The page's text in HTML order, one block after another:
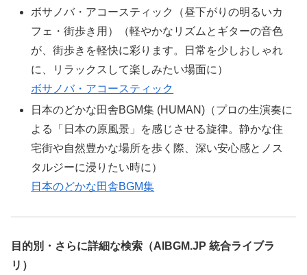
ボサノバ・アコースティック（昼下がりの明るいカ
フェ・街歩き用）（軽やかなリズムとギターの音色
が、街歩きを軽快に彩ります。日常を少しおしゃれ
に、リラックスして楽しみたい場面に）
ボサノバ・アコースティック
日本のどかな田舎BGM集 (HUMAN)（プロの生演奏に
よる「日本の原風景」を感じさせる旋律。静かな住
宅街や自然豊かな場所を歩く際、深い安心感とノス
タルジーに浸りたい時に）
日本のどかな田舎BGM集
目的別・さらに詳細な検索（AIBGM.JP 統合ライブラ
リ）